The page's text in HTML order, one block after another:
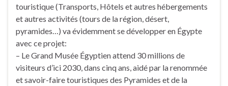
touristique (Transports, Hôtels et autres hébergements
et autres activités (tours de la région, désert,
pyramides…) va évidemment se développer en Égypte
avec ce projet:
– Le Grand Musée Égyptien attend 30 millions de
visiteurs d’ici 2030, dans cinq ans, aidé par la renommée
et savoir-faire touristiques des Pyramides et de la